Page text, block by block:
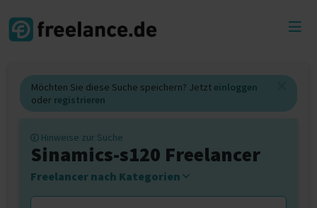
Möchten Sie diese Suche speichern? Jetzt einloggen
oder registrieren
Hinweise zur Suche
Sinamics-s120 Freelancer
Freelancer nach Kategorien